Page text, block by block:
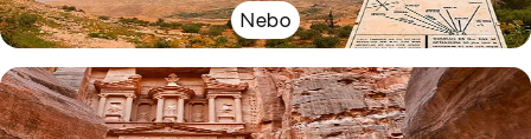
Nebo